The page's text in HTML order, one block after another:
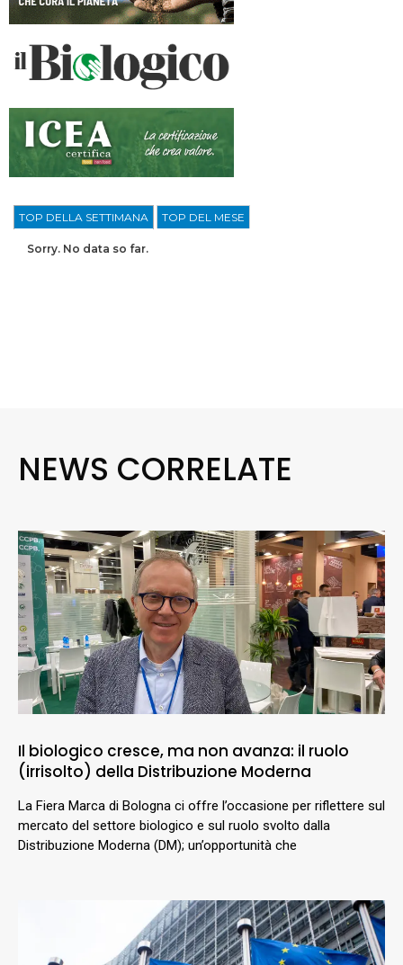
TOP DELLA SETTIMANA TOP DEL MESE
Sorry. No data so far.
NEWS CORRELATE
Il biologico cresce, ma non avanza: il ruolo
(irrisolto) della Distribuzione Moderna
La Fiera Marca di Bologna ci offre l’occasione per riflettere sul
mercato del settore biologico e sul ruolo svolto dalla
Distribuzione Moderna (DM); un’opportunità che